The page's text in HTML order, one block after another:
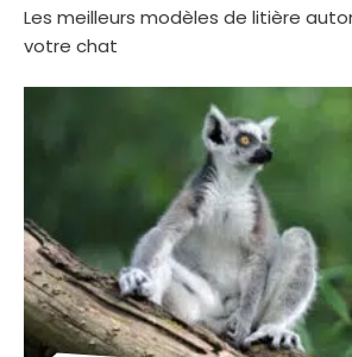
Les meilleurs modèles de litière
votre chat